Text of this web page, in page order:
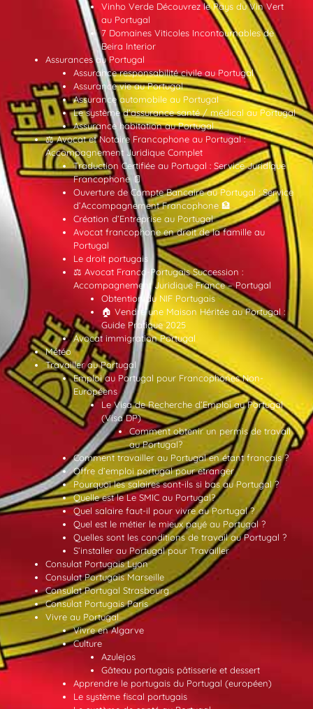
Vinho Verde Découvrez le Pays du Vin Vert
au Portugal
7 Domaines Viticoles Incontournables de
Beira Interior
Assurances au Portugal
Assurance responsabilité civile au Portugal
Assurance vie au Portugal
Assurance automobile au Portugal
Le système d’assurance santé / médical au Portugal
Assurance habitation au Portugal
⚖️ Avocat et Notaire Francophone au Portugal :
Accompagnement Juridique Complet
Traduction Certifiée au Portugal : Service Juridique
Francophone 📄
Ouverture de Compte Bancaire au Portugal : Service
d’Accompagnement Francophone 🏦
Création d’Entreprise au Portugal
Avocat francophone en droit de la famille au
Portugal
Le droit portugais
⚖️ Avocat Franco-Portugais Succession :
Accompagnement Juridique France – Portugal
Obtention du NIF Portugais
🏠 Vendre une Maison Héritée au Portugal :
Guide Pratique 2025
Avocat immigration Portugal
Météo
Travailler au Portugal
Emploi au Portugal pour Francophones Non-
Européens
Le Visa de Recherche d’Emploi au Portugal
(Visa DP)
Comment obtenir un permis de travail
au Portugal?
Comment travailler au Portugal en étant français ?
Offre d’emploi portugal pour etranger
Pourquoi les salaires sont-ils si bas au Portugal ?
Quelle est le Le SMIC au Portugal?
Quel salaire faut-il pour vivre au Portugal ?
Quel est le métier le mieux payé au Portugal ?
Quelles sont les conditions de travail au Portugal ?
S’installer au Portugal pour Travailler
Consulat Portugais Lyon
Consulat Portugais Marseille
Consulat Portugal Strasbourg
Consulat Portugais Paris
Vivre au Portugal
Vivre en Algarve
Culture
Azulejos
Gâteau portugais pâtisserie et dessert
Apprendre le portugais du Portugal (européen)
Le système fiscal portugais